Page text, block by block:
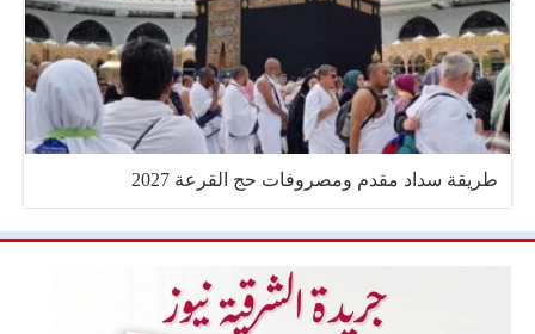
طريقة سداد مقدم ومصروفات حج القرعة 2027